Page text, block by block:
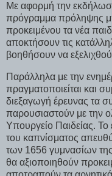
Με αφορμή την
πρόγραμμα πρόληψης
προκειμένου τα νέα
αποκτήσουν τις
βοηθήσουν να
Παράλληλα με την
πραγματοποιείται και
διεξαγωγή έρευνας τα
παρουσιαστούν με την
Υπουργείο Παιδείας.
του καπνίσματος
των 1656 γυμνασίων
θα αξιοποιηθούν